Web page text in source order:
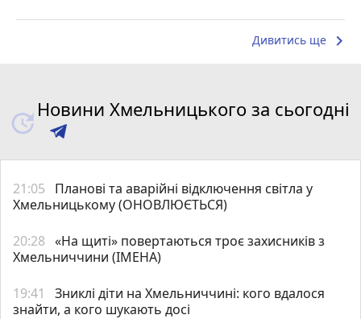
Дивитись ще keyboard_arrow_right
Новини Хмельницького за сьогодні
21:05
Планові та аварійні відключення світла у
Хмельницькому (ОНОВЛЮЄТЬСЯ)
20:28 «На щиті» повертаються троє захисників з
Хмельниччини (ІМЕНА)
19:41
Зниклі діти на Хмельниччині: кого вдалося
знайти, а кого шукають досі